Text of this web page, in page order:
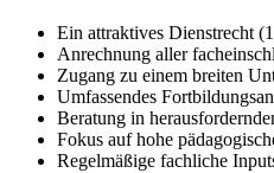
Ein attraktives Dienstrecht
Anrechnung aller
Zugang zu einem breiten
Umfassendes
Beratung in
Fokus auf hohe
Regelmäßige fachliche